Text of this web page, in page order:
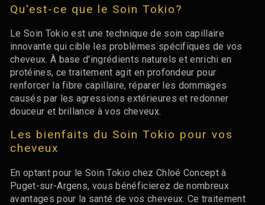
Qu'est-ce que le Soin Tokio?
Le Soin Tokio est une technique de soin capillaire
innovante qui cible les problèmes spécifiques de vos
cheveux. À base d'ingrédients naturels et enrichi en
protéines, ce traitement agit en profondeur pour
renforcer la fibre capillaire, réparer les dommages
causés par les agressions extérieures et redonner
douceur et brillance à vos cheveux.
Les bienfaits du Soin Tokio pour vos
cheveux
En optant pour le Soin Tokio chez Chloé Concept à
Puget-sur-Argens, vous bénéficierez de nombreux
avantages pour la santé de vos cheveux. Ce traitement